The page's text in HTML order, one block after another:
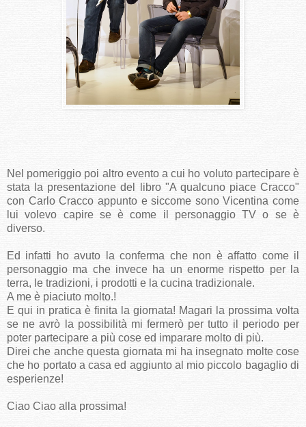
Nel pomeriggio poi altro evento a cui ho voluto partecipare è
stata la presentazione del libro "A qualcuno piace Cracco"
con Carlo Cracco appunto e siccome sono Vicentina come
lui volevo capire se è come il personaggio TV o se è
diverso.
Ed infatti ho avuto la conferma che non è affatto come il
personaggio ma che invece ha un enorme rispetto per la
terra, le tradizioni, i prodotti e la cucina tradizionale.
A me è piaciuto molto.!
E qui in pratica è finita la giornata! Magari la prossima volta
se ne avrò la possibilità mi fermerò per tutto il periodo per
poter partecipare a più cose ed imparare molto di più.
Direi che anche questa giornata mi ha insegnato molte cose
che ho portato a casa ed aggiunto al mio piccolo bagaglio di
esperienze!
Ciao Ciao alla prossima!